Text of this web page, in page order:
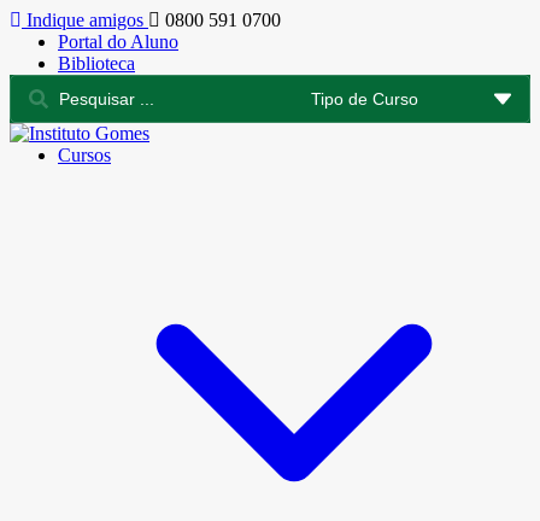
Indique amigos
0800 591 0700
Portal do Aluno
Biblioteca
Cursos